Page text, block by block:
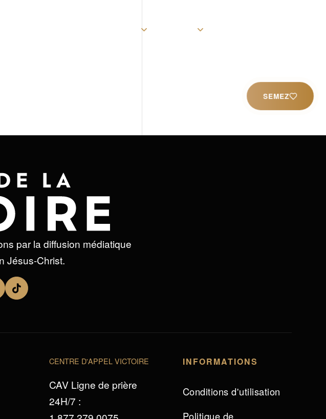
SEMEZ
par la diffusion médiatique
Jésus-Christ.
CENTRE D'APPEL VICTOIRE
CAV Ligne de prière
24H/7 :
INFORMATIONS
Conditions d'utilisation
Politique de